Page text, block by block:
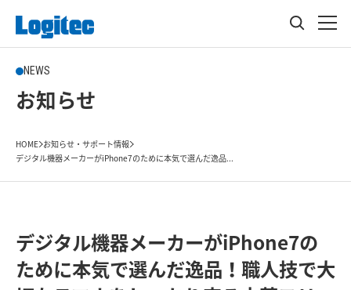
NEWS
お知らせ
HOME お知らせ・サポート情報
デジタル機器メーカーがiPhone7のために本気で選んだ逸品...
デジタル機器メーカーがiPhone7の
ために本気で選んだ逸品！職人技で大